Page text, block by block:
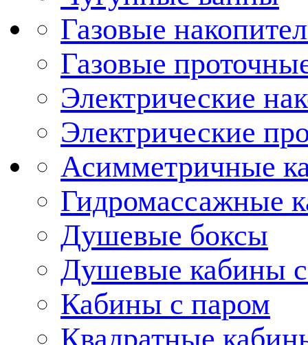
Газовые
Газовые
Электрические
Электрические
Асимметричные
Гидромассажные
Душевые боксы
Душевые кабины
Кабины с паром
Квадратные